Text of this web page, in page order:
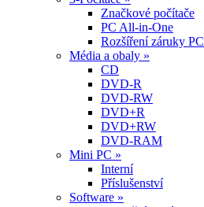
Značkové počítače
PC All-in-One
Rozšíření záruky PC
Média a obaly »
CD
DVD-R
DVD-RW
DVD+R
DVD+RW
DVD-RAM
Mini PC »
Interní
Příslušenství
Software »